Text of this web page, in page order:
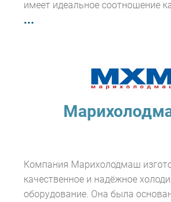
имеет идеальное соотношение
...
Компания Марихолодмаш
качественное и надёжное
оборудование. Она была